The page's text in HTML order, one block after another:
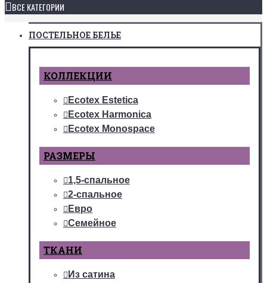
ВСЕ КАТЕГОРИИ
ПОСТЕЛЬНОЕ БЕЛЬЕ
КОЛЛЕКЦИИ
Ecotex Estetica
Ecotex Harmonica
Ecotex Monospace
РАЗМЕРЫ
1,5-спальное
2-спальное
Евро
Семейное
ТКАНИ
Из сатина